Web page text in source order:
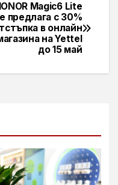
Magic6 Lite
предлага с 30%
в онлайн
на Yettel
до 15 май